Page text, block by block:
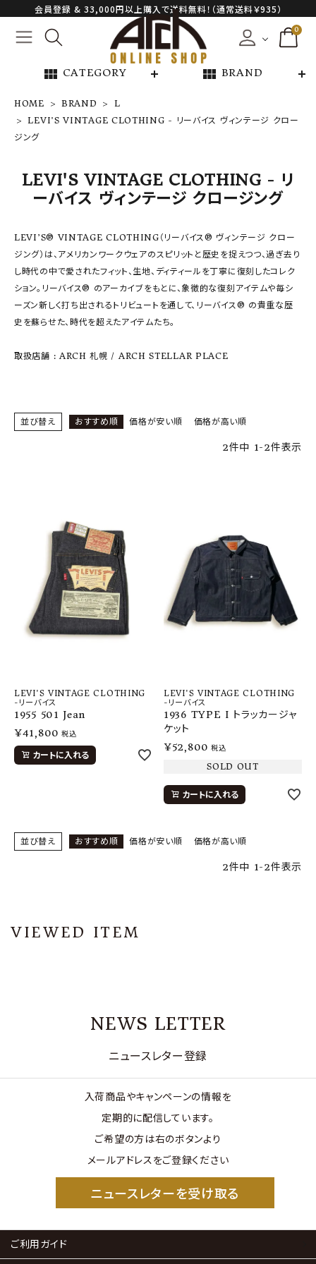
会員登録 & 33,000円以上購入で送料無料！（通常送料￥935）
0
view_module CATEGORY view_module BRAND
NEW ARRIVAL
ARCH EXCLUSIVE
CATEGORY
CONTENTS
SHOP
INFORMATION
プライバシーポリシー
ACCOUNT MENU
ようこそ ゲスト 様
ログイン person 会員登録
HOME BRAND
L
LEVI'S VINTAGE CLOTHING - リーバイス ヴィンテージ クロー
ジング
LEVI'S VINTAGE CLOTHING - リ
ーバイス ヴィンテージ クロージング
LEVI’S® VINTAGE CLOTHING（リーバイス® ヴィンテージ クロー
ジング）は、アメリカンワークウェアのスピリットと歴史を捉えつつ、過ぎ去り
し時代の中で愛されたフィット、生地、ディティールを丁寧に復刻したコレク
ション。リーバイス® のアーカイブをもとに、象徴的な復刻アイテムや毎シ
ーズン新しく打ち出されるトリビュートを通して、リーバイス® の貴重な歴
史を蘇らせた、時代を超えたアイテムたち。
取扱店舗 : ARCH 札幌 / ARCH STELLAR PLACE
並び替え おすすめ順 価格が安い順 価格が高い順
2件中 1-2件表示
LEVI'S VINTAGE CLOTHING
-リーバイス
1955 501 Jean
¥41,800 税込
カートに入れる
LEVI'S VINTAGE CLOTHING
-リーバイス
1936 TYPE I トラッカージャ
ケット
¥52,800 税込
SOLD OUT
カートに入れる
並び替え おすすめ順 価格が安い順 価格が高い順
2件中 1-2件表示
VIEWED ITEM
NEWS LETTER
ニュースレター登録
入荷商品やキャンペーンの情報を
定期的に配信しています。
ご希望の方は右のボタンより
メールアドレスをご登録ください
ニュースレターを受け取る
ご利用ガイド